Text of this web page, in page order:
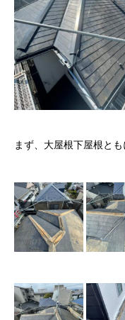
まず、大屋根下屋根と